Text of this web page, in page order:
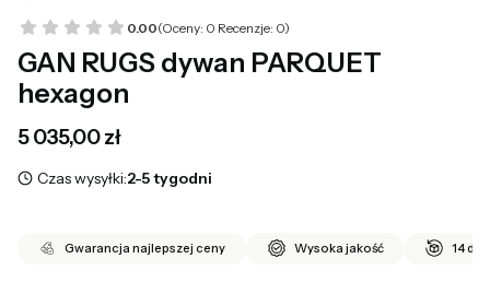
0.00(Oceny: 0 Recenzje: 0)
GAN RUGS dywan PARQUET
hexagon
Cena
5 035,00 zł
Czas wysyłki:2-5 tygodni
Gwarancja najlepszej ceny Wysoka jakość 14 dni